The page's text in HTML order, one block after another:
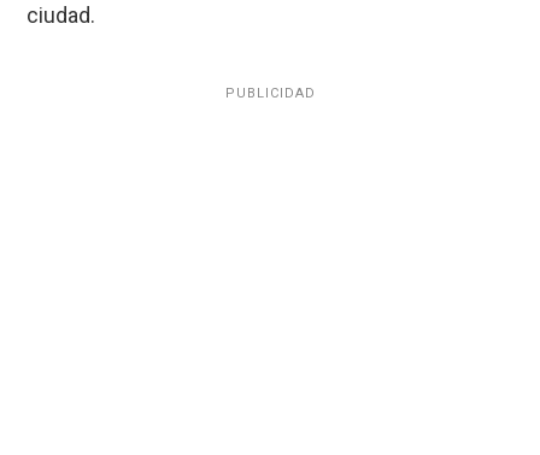
ciudad.
PUBLICIDAD